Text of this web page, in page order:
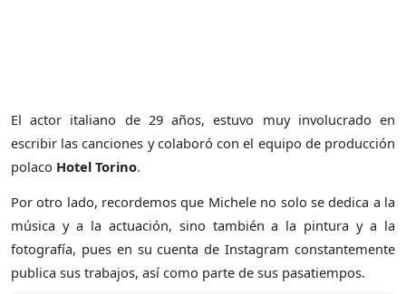
El actor italiano de 29 años, estuvo muy involucrado en
escribir las canciones y colaboró con el equipo de producción
polaco Hotel Torino.
Por otro lado, recordemos que Michele no solo se dedica a la
música y a la actuación, sino también a la pintura y a la
fotografía, pues en su cuenta de Instagram constantemente
publica sus trabajos, así como parte de sus pasatiempos.